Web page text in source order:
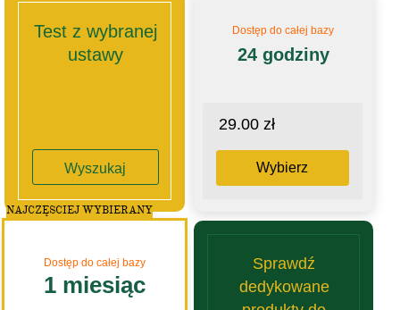
Test z wybranej
ustawy
Wyszukaj
Dostęp do całej bazy
24 godziny
29.00 zł
Wybierz
Dostęp do całej bazy
1 miesiąc
NAJCZĘSCIEJ WYBIERANY
Sprawdź
dedykowane